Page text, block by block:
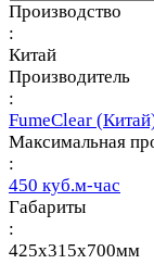
Производство
:
Китай
Производитель
:
FumeClear
Максимальная
:
450 куб.м-час
Габариты
:
425x315x700мм